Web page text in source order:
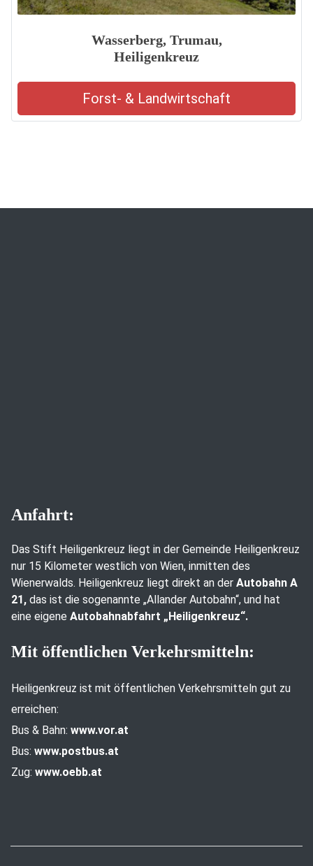
Wasserberg, Trumau,
Heiligenkreuz
Forst- & Landwirtschaft
Anfahrt:
Das Stift Heiligenkreuz liegt in der Gemeinde Heiligenkreuz
nur 15 Kilometer westlich von Wien, inmitten des
Wienerwalds. Heiligenkreuz liegt direkt an der Autobahn A
21, das ist die sogenannte „Allander Autobahn“, und hat
eine eigene Autobahnabfahrt „Heiligenkreuz“.
Mit öffentlichen Verkehrsmitteln:
Heiligenkreuz ist mit öffentlichen Verkehrsmitteln gut zu
erreichen:
Bus & Bahn: www.vor.at
Bus: www.postbus.at
Zug: www.oebb.at